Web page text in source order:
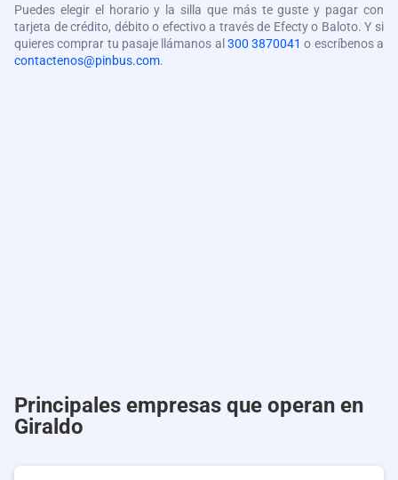
Puedes elegir el horario y la silla que más te guste y pagar con
tarjeta de crédito, débito o efectivo a través de Efecty o Baloto. Y si
quieres comprar tu pasaje llámanos al 300 3870041 o escríbenos a
contactenos@pinbus.com.
Principales empresas que operan en
Giraldo